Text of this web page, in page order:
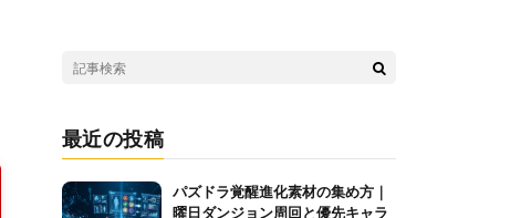
最近の投稿
パズドラ覚醒進化素材の集め方｜
曜日ダンジョン周回と優先キャラ